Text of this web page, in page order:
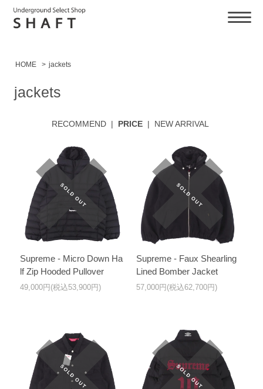
HOME > jackets
jackets
RECOMMEND| PRICE| NEW ARRIVAL
Supreme - Micro Down Ha
lf Zip Hooded Pullover
49,000円(税込53,900円)
Supreme - Faux Shearling
Lined Bomber Jacket
57,000円(税込62,700円)